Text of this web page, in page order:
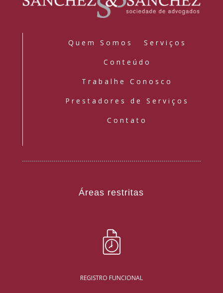
Quem Somos Serviços
Conteúdo
Trabalhe Conosco
Prestadores de Serviços
Contato
Áreas restritas
REGISTRO FUNCIONAL